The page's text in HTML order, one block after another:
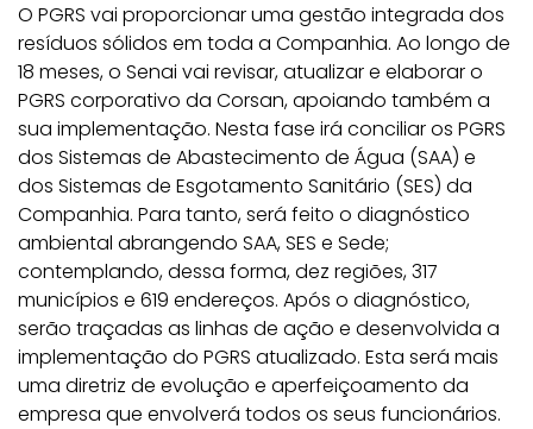
O PGRS vai proporcionar uma gestão integrada dos
resíduos sólidos em toda a Companhia. Ao longo de
18 meses, o Senai vai revisar, atualizar e elaborar o
PGRS corporativo da Corsan, apoiando também a
sua implementação. Nesta fase irá conciliar os PGRS
dos Sistemas de Abastecimento de Água (SAA) e
dos Sistemas de Esgotamento Sanitário (SES) da
Companhia. Para tanto, será feito o diagnóstico
ambiental abrangendo SAA, SES e Sede;
contemplando, dessa forma, dez regiões, 317
municípios e 619 endereços. Após o diagnóstico,
serão traçadas as linhas de ação e desenvolvida a
implementação do PGRS atualizado. Esta será mais
uma diretriz de evolução e aperfeiçoamento da
empresa que envolverá todos os seus funcionários.